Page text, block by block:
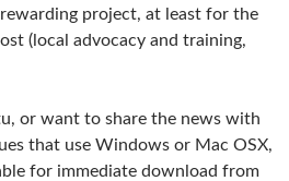
project, at least for the
(local advocacy and training,
or want to share the news with
that use Windows or Mac OSX,
for immediate download from